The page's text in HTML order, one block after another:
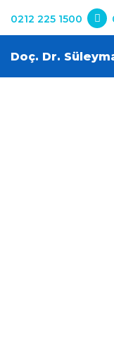
0212 225 1500
Doç. Dr.